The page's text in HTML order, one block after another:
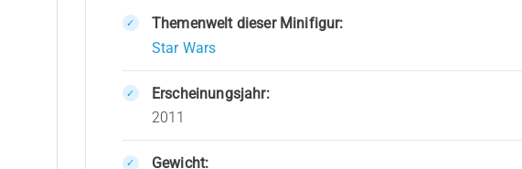
Themenwelt dieser Minifigur:
Star Wars
Erscheinungsjahr:
2011
Gewicht: